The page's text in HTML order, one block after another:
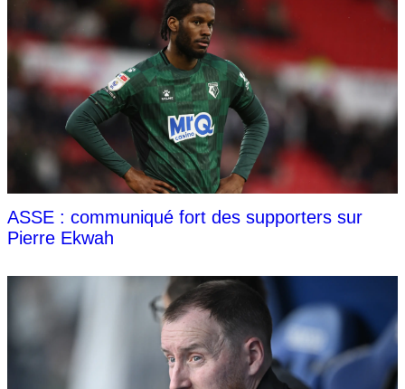
ASSE : communiqué fort des supporters sur
Pierre Ekwah